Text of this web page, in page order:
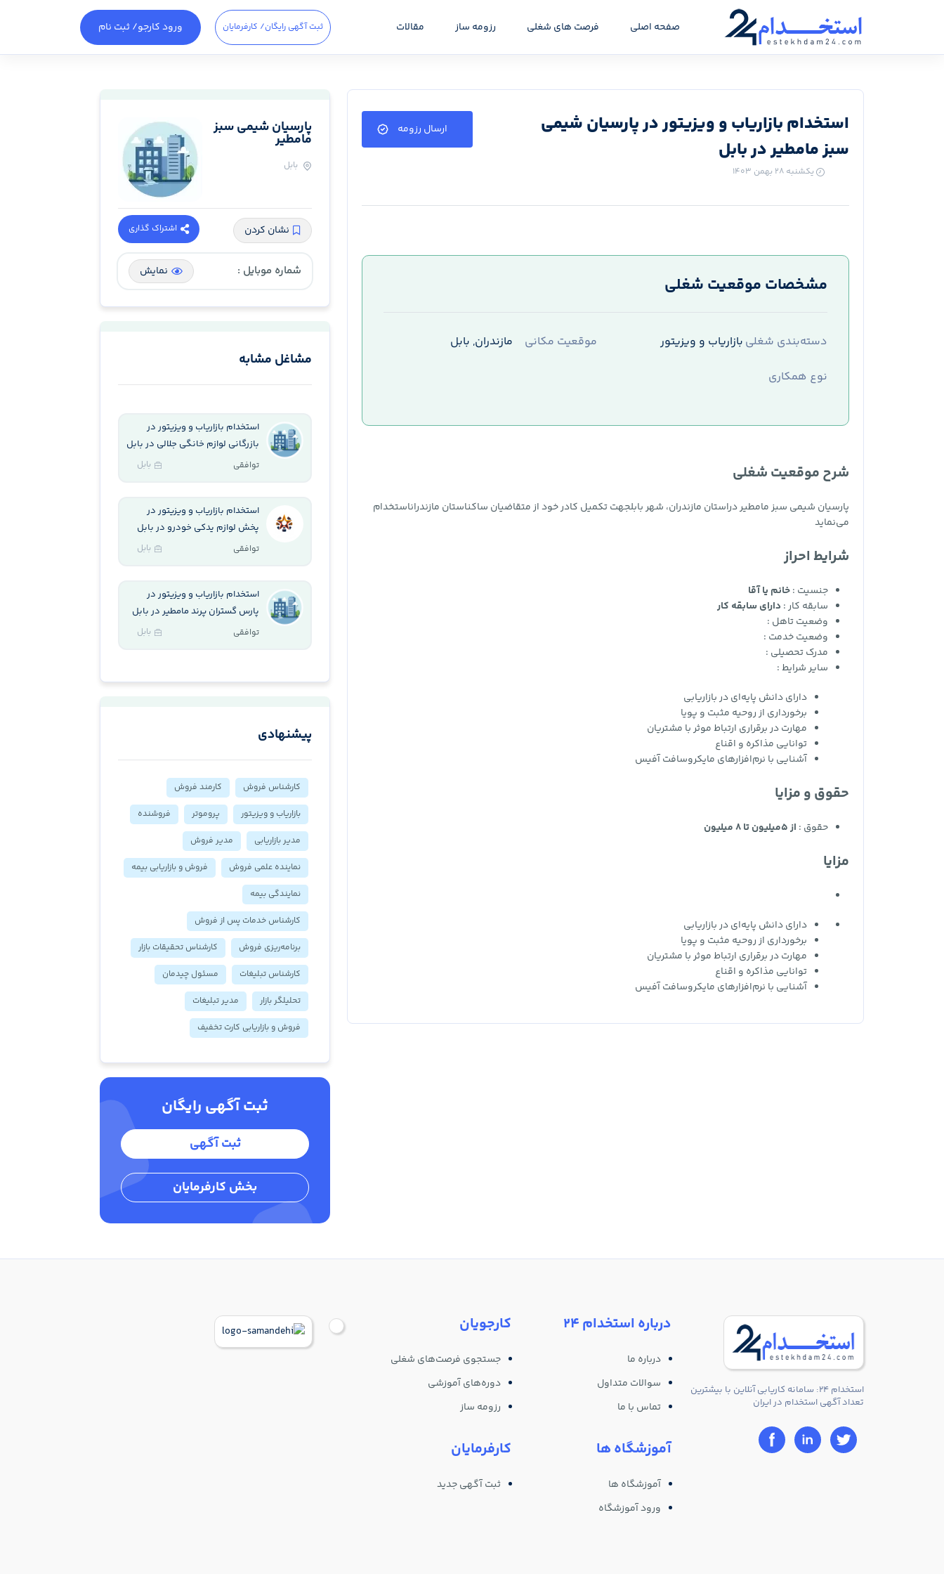
صفحه اصلی فرصت های شغلی رزومه ساز مقالات ثبت آگهی رایگان/ کارفرمایان ورود کارجو/ ثبت نام
استخدام بازاریاب و ویزیتور در پارسیان شیمی
سبز مامطیر در بابل
یکشنبه ۲۸ بهمن ۱۴۰۳
ارسال رزومه
مشخصات موقعیت شغلی
دسته‌بندی شغلی بازاریاب و ویزیتور موقعیت مکانی
مازندران, بابل
نوع همکاری
شرح موقعیت شغلی
پارسیان شیمی سبز مامطیر دراستان مازندران، شهر بابلجهت تکمیل کادر خود از متقاضیان ساکناستان مازندراناستخدام
می‌نماید
شرایط احراز
جنسیت :خانم یا آقا
سابقه کار : دارای سابقه کار
وضعیت تاهل :
وضعیت خدمت :
مدرک تحصیلی :
سایر شرایط :
دارای دانش پایه‌ای در بازاریابی
برخورداری از روحیه مثبت و پویا
مهارت در برقراری ارتباط موثر با مشتریان
توانایی مذاکره و اقناع
آشنایی با نرم‌افزارهای مایکروسافت آفیس
حقوق و مزایا
حقوق : از 5میلیون تا 8 میلیون
مزایا
دارای دانش پایه‌ای در بازاریابی
برخورداری از روحیه مثبت و پویا
مهارت در برقراری ارتباط موثر با مشتریان
توانایی مذاکره و اقناع
آشنایی با نرم‌افزارهای مایکروسافت آفیس
پارسیان شیمی سبز
مامطیر
بابل
نشان کردن اشتراک گذاری
شماره موبایل : نمایش
مشاغل مشابه
استخدام بازاریاب و ویزیتور در
بازرگانی لوازم خانگی جلالی در بابل
توافقی بابل
استخدام بازاریاب و ویزیتور در
پخش لوازم یدکی خودرو در بابل
توافقی بابل
استخدام بازاریاب و ویزیتور در
پارس گستران پرند مامطير در بابل
توافقی بابل
پیشنهادی
کارشناس فروش
کارمند فروش
بازاریاب و ویزیتور
پروموتر
فروشنده
مدیر بازاریابی
مدیر فروش
نماینده علمی فروش
فروش و بازاریابی بیمه
نمایندگی بیمه
کارشناس خدمات پس از فروش
برنامه‌ریزی فروش
کارشناس تحقیقات بازار
کارشناس تبلیغات
مسئول چیدمان
تحلیلگر بازار
مدیر تبلیغات
فروش و بازاریابی کارت تخفیف
ثبت آگهی رایگان
ثبت آگهی
بخش کارفرمایان
استخدام 24: سامانه کاریابی آنلاین با بیشترین
تعداد آگهی استخدام در ایران
درباره استخدام 24
درباره ما
سوالات متداول
تماس با ما
آموزشگاه ها
آموزشگاه ها
ورود آموزشگاه
کارجویان
جستجوی فرصت‌های شغلی
دوره‌های آموزشی
رزومه ساز
کارفرمایان
ثبت آگهی جدید